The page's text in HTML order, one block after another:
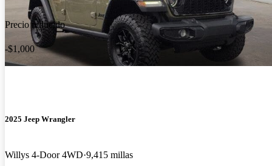
Precio reducido
-$1,000
2025 Jeep Wrangler
Willys 4-Door 4WD 9,415 millas